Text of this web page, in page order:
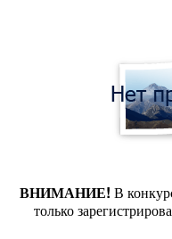
ВНИМАНИЕ! В
только